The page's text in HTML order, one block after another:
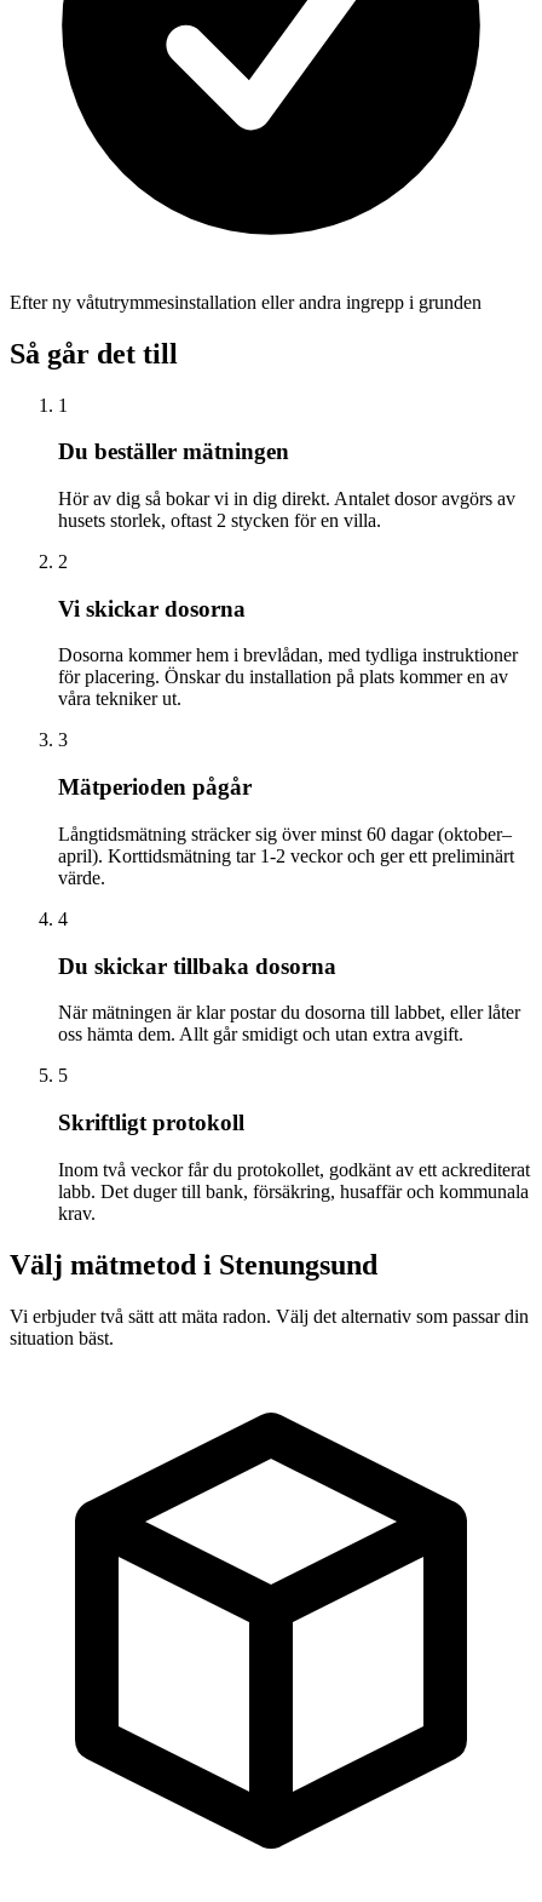
Efter ny våtutrymmesinstallation eller andra ingrepp i grunden
Så går det till
1
Du beställer mätningen
Hör av dig så bokar vi in dig direkt. Antalet dosor avgörs av
husets storlek, oftast 2 stycken för en villa.
2
Vi skickar dosorna
Dosorna kommer hem i brevlådan, med tydliga instruktioner
för placering. Önskar du installation på plats kommer en av
våra tekniker ut.
3
Mätperioden pågår
Långtidsmätning sträcker sig över minst 60 dagar (oktober–
april). Korttidsmätning tar 1-2 veckor och ger ett preliminärt
värde.
4
Du skickar tillbaka dosorna
När mätningen är klar postar du dosorna till labbet, eller låter
oss hämta dem. Allt går smidigt och utan extra avgift.
5
Skriftligt protokoll
Inom två veckor får du protokollet, godkänt av ett ackrediterat
labb. Det duger till bank, försäkring, husaffär och kommunala
krav.
Välj mätmetod i Stenungsund
Vi erbjuder två sätt att mäta radon. Välj det alternativ som passar din
situation bäst.